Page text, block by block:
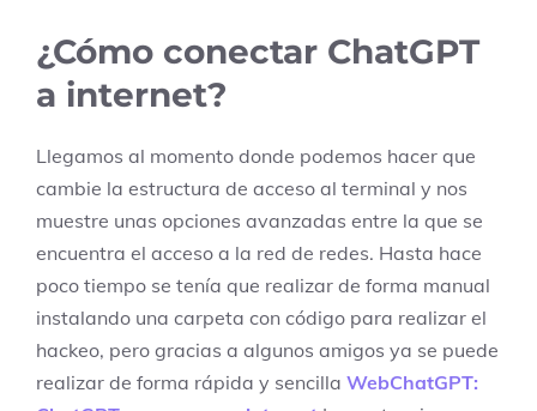
¿Cómo conectar ChatGPT
a internet?
Llegamos al momento donde podemos hacer que
cambie la estructura de acceso al terminal y nos
muestre unas opciones avanzadas entre la que se
encuentra el acceso a la red de redes. Hasta hace
poco tiempo se tenía que realizar de forma manual
instalando una carpeta con código para realizar el
hackeo, pero gracias a algunos amigos ya se puede
realizar de forma rápida y sencilla WebChatGPT: